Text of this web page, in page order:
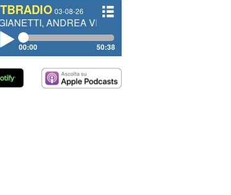
TBRADIO 03-08-26
VENDRAME, FILIPPO FIORELLI
00:00 50:38